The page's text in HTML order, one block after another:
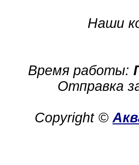
Наши
Время работы:
Отправка
Copyright ©